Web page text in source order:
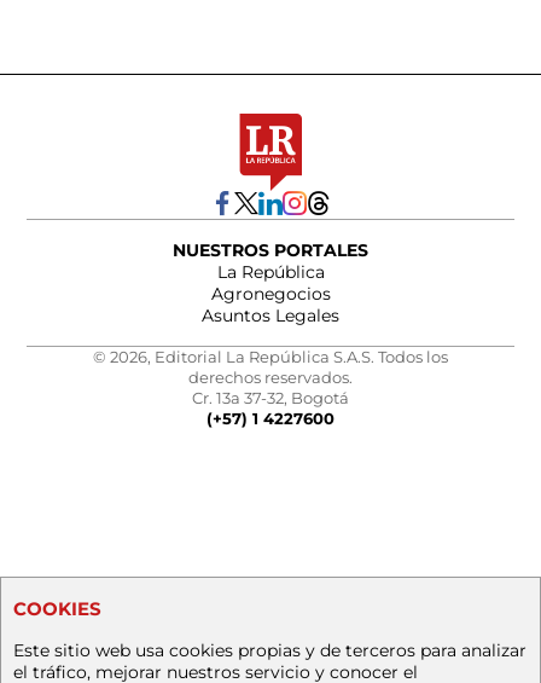
NUESTROS PORTALES
La República
Agronegocios
Asuntos Legales
© 2026, Editorial La República S.A.S. Todos los
derechos reservados.
Cr. 13a 37-32, Bogotá
(+57) 1 4227600
COOKIES
Este sitio web usa cookies propias y de terceros para analizar
el tráfico, mejorar nuestros servicio y conocer el